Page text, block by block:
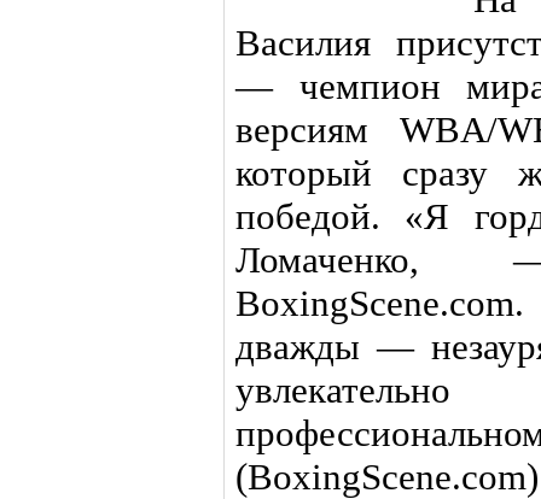
Василия
— чемпион
версиям WBA/
который сразу
победой. «Я
Ломаченко,
дважды —
(BoxingScene.com)